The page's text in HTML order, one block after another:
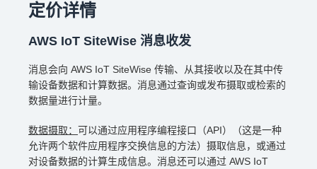
定价详情
AWS IoT SiteWise 消息收发
消息会向 AWS IoT SiteWise 传输、从其接收以及在其中传
输设备数据和计算数据。消息通过查询或发布摄取或检索的
数据量进行计量。
数据摄取： 可以通过应用程序编程接口（API）（这是一种
允许两个软件应用程序交换信息的方法）摄取信息，或通过
对设备数据的计算生成信息。消息还可以通过 AWS IoT